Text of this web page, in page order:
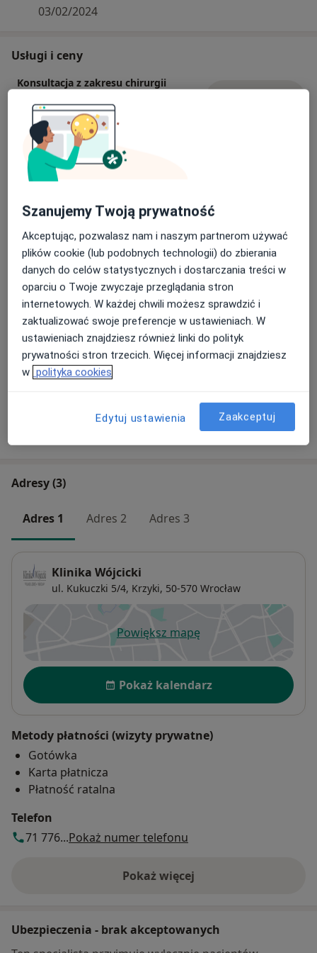
Mówię płynnie w języku włoskim i angielskim.
03/02/2024
Usługi i ceny
Konsultacja z zakresu chirurgii
Od 200 zł Szczegóły
Botoks
Od 150 zł Szczegóły
Usuwanie zmian skórnych
Od 800 zł Szczegóły
Radiofrekwencja mikroigłowa
350 zł - 1 000 zł Szczegóły Umów wizytę
Powiększanie ust
1 200 zł Szczegóły Umów wizytę
W jaki sposób ustalane są ceny?
Adresy (3)
Adres 1 Adres 2 Adres 3
Klinika Wójcicki
ul. Kukuczki 5/4, Krzyki, 50-570 Wrocław
Powiększ mapęotwiera się w nowej karcie
Dostępność
Pokaż kalendarz
Metody płatności (wizyty prywatne)
Gotówka
Karta płatnicza
Płatność ratalna
Telefon
71 776...Pokaż numer telefonu
Pokaż więcej
o adresie
Ubezpieczenia - brak akceptowanych
Szanujemy Twoją prywatność
Akceptując, pozwalasz nam i naszym partnerom używać
plików cookie (lub podobnych technologii) do zbierania
danych do celów statystycznych i dostarczania treści w
oparciu o Twoje zwyczaje przeglądania stron
internetowych. W każdej chwili możesz sprawdzić i
zaktualizować swoje preferencje w ustawieniach. W
ustawieniach znajdziesz również linki do polityk
prywatności stron trzecich. Więcej informacji znajdziesz
w polityka cookies
Edytuj ustawienia Zaakceptuj